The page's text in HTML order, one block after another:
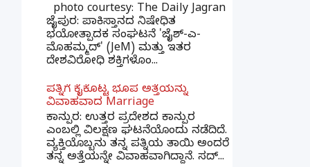
photo courtesy: The Daily Jagran
ಜೈಪುರ: ಪಾಕಿಸ್ತಾನದ ನಿಷೇಧಿತ
ಭಯೋತ್ಪಾದಕ ಸಂಘಟನೆ 'ಜೈಶ್-ಎ-
ಮೊಹಮ್ಮದ್' (JeM) ಮತ್ತು ಇತರ
ದೇಶವಿರೋಧಿ ಶಕ್ತಿಗಳೊಂ...
ಪತ್ನಿಗೆ ಕೈಕೊಟ್ಟ ಭೂಪ ಅತ್ತೆಯನ್ನು
ವಿವಾಹವಾದ Marriage
ಕಾನ್ಪುರ: ಉತ್ತರ ಪ್ರದೇಶದ ಕಾನ್ಪುರ
ಎಂಬಲ್ಲಿ ವಿಲಕ್ಷಣ ಘಟನೆಯೊಂದು ನಡೆದಿದೆ.
ವ್ಯಕ್ತಿಯೊಬ್ಬನು ತನ್ನ ಪತ್ನಿಯ ತಾಯಿ ಅಂದರೆ
ತನ್ನ ಅತ್ತೆಯನ್ನೇ ವಿವಾಹವಾಗಿದ್ದಾನೆ. ಸದ್...